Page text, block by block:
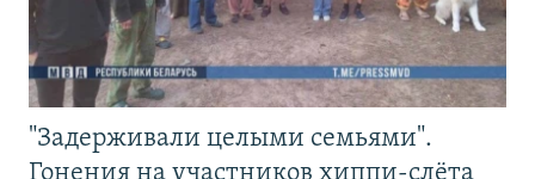
"Задерживали целыми семьями".